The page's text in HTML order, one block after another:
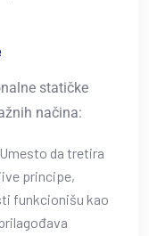
statičke
načina:
da tretira
principe,
funkcionišu kao